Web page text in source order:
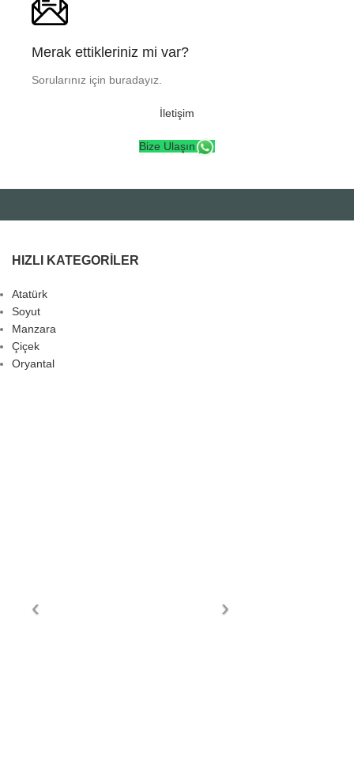
Merak ettikleriniz mi var?
Sorularınız için buradayız.
İletişim
Bize Ulaşın
HIZLI KATEGORILER
Atatürk
Soyut
Manzara
Çiçek
Oryantal